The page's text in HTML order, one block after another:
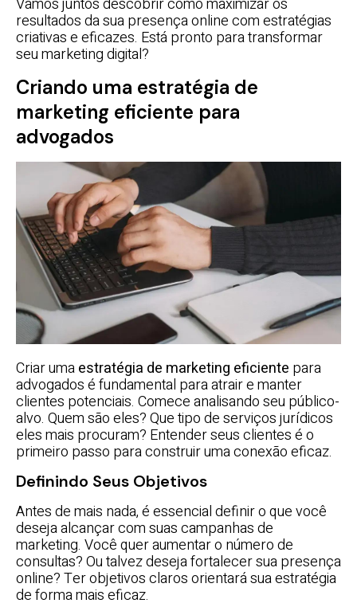
Vamos juntos descobrir como maximizar os
resultados da sua presença online com estratégias
criativas e eficazes. Está pronto para transformar
seu marketing digital?
Criando uma estratégia de
marketing eficiente para
advogados
Criar umaestratégia de marketing eficiente para
advogados é fundamental para atrair e manter
clientes potenciais. Comece analisando seu público-
alvo. Quem são eles? Que tipo de serviços jurídicos
eles mais procuram? Entender seus clientes é o
primeiro passo para construir uma conexão eficaz.
Definindo Seus Objetivos
Antes de mais nada, é essencial definir o que você
deseja alcançar com suas campanhas de
marketing. Você quer aumentar o número de
consultas? Ou talvez deseja fortalecer sua presença
online? Ter objetivos claros orientará sua estratégia
de forma mais eficaz.